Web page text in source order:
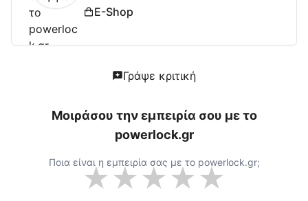
E-Shop
Γράψε κριτική
Μοιράσου την εμπειρία σου με το
powerlock.gr
Ποια είναι η εμπειρία σας με το powerlock.gr;
★★★★★